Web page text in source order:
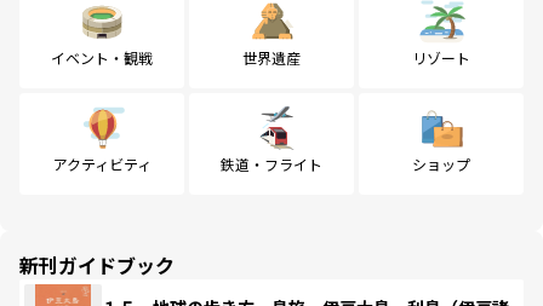
イベント・観戦 世界遺産 リゾート
アクティビティ 鉄道・フライト ショップ
新刊ガイドブック